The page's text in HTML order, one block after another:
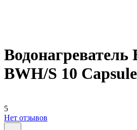
Водонагреватель
BWH/S 10
5
Нет отзывов